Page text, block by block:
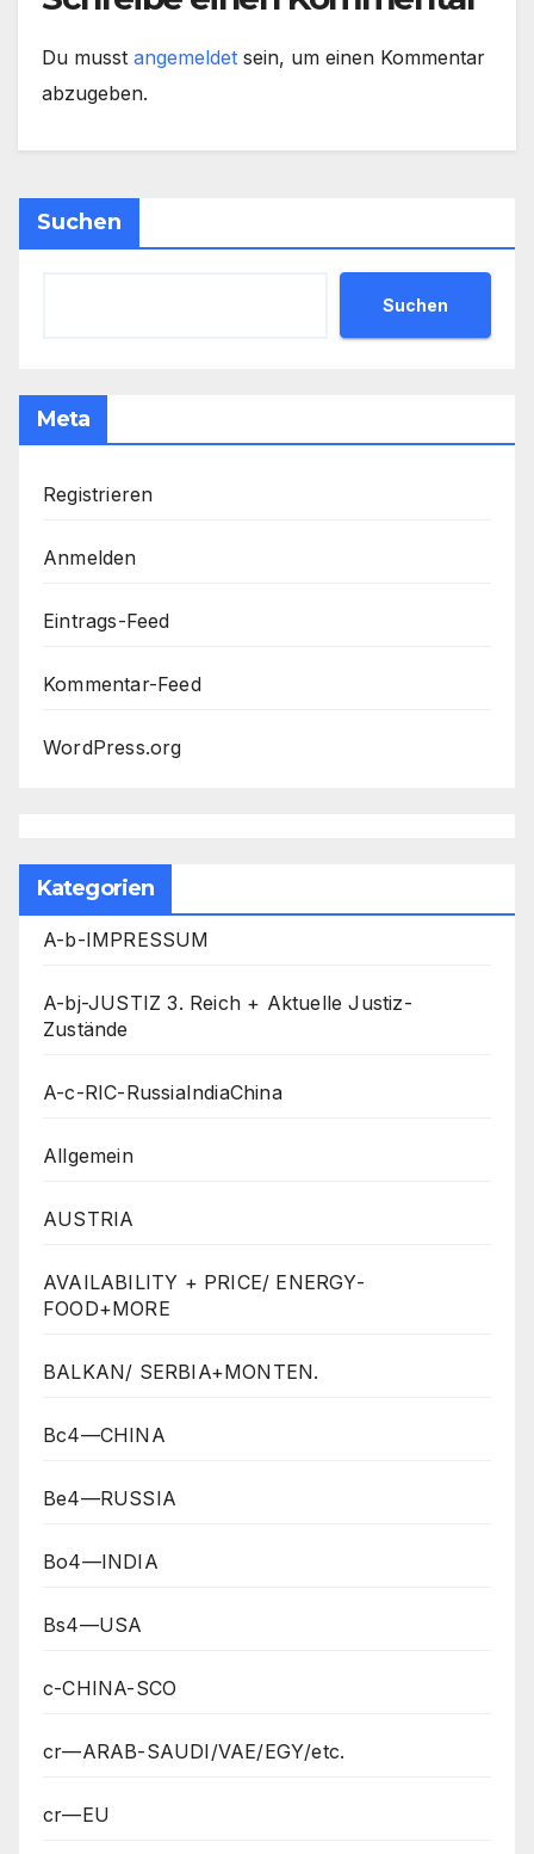
Du musst angemeldet sein, um einen Kommentar
abzugeben.
Suchen
Suchen
Meta
Registrieren
Anmelden
Eintrags-Feed
Kommentar-Feed
WordPress.org
Kategorien
A-b-IMPRESSUM
A-bj-JUSTIZ 3. Reich + Aktuelle Justiz-
Zustände
A-c-RIC-RussiaIndiaChina
Allgemein
AUSTRIA
AVAILABILITY + PRICE/ ENERGY-
FOOD+MORE
BALKAN/ SERBIA+MONTEN.
Bc4—CHINA
Be4—RUSSIA
Bo4—INDIA
Bs4—USA
c-CHINA-SCO
cr—ARAB-SAUDI/VAE/EGY/etc.
cr—EU